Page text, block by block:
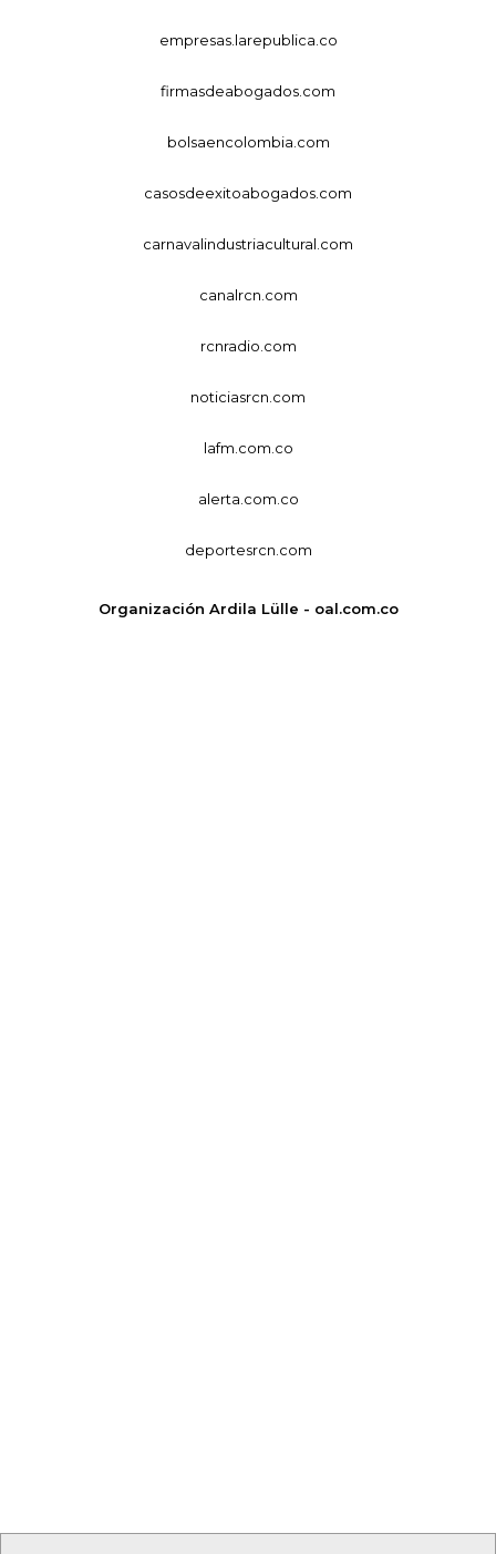
empresas.larepublica.co
firmasdeabogados.com
bolsaencolombia.com
casosdeexitoabogados.com
carnavalindustriacultural.com
canalrcn.com
rcnradio.com
noticiasrcn.com
lafm.com.co
alerta.com.co
deportesrcn.com
Organización Ardila Lülle - oal.com.co